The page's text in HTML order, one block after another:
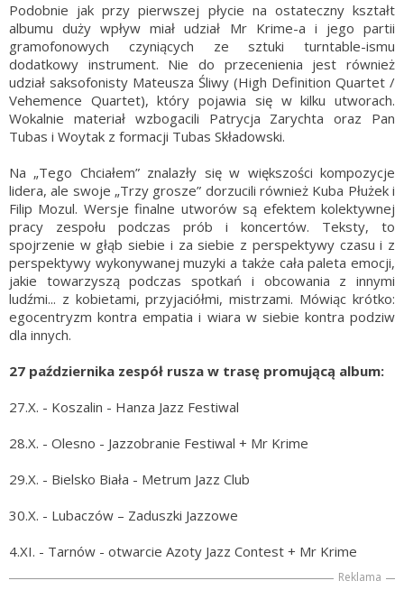
Podobnie jak przy pierwszej płycie na ostateczny kształt
albumu duży wpływ miał udział Mr Krime-a i jego partii
gramofonowych czyniących ze sztuki turntable-ismu
dodatkowy instrument. Nie do przecenienia jest również
udział saksofonisty Mateusza Śliwy (High Definition Quartet /
Vehemence Quartet), który pojawia się w kilku utworach.
Wokalnie materiał wzbogacili Patrycja Zarychta oraz Pan
Tubas i Woytak z formacji Tubas Składowski.
Na „Tego Chciałem” znalazły się w większości kompozycje
lidera, ale swoje „Trzy grosze” dorzucili również Kuba Płużek i
Filip Mozul. Wersje finalne utworów są efektem kolektywnej
pracy zespołu podczas prób i koncertów. Teksty, to
spojrzenie w głąb siebie i za siebie z perspektywy czasu i z
perspektywy wykonywanej muzyki a także cała paleta emocji,
jakie towarzyszą podczas spotkań i obcowania z innymi
ludźmi... z kobietami, przyjaciółmi, mistrzami. Mówiąc krótko:
egocentryzm kontra empatia i wiara w siebie kontra podziw
dla innych.
27 października zespół rusza w trasę promującą album:
27.X. - Koszalin - Hanza Jazz Festiwal
28.X. - Olesno - Jazzobranie Festiwal + Mr Krime
29.X. - Bielsko Biała - Metrum Jazz Club
30.X. - Lubaczów – Zaduszki Jazzowe
4.XI. - Tarnów - otwarcie Azoty Jazz Contest + Mr Krime
Reklama